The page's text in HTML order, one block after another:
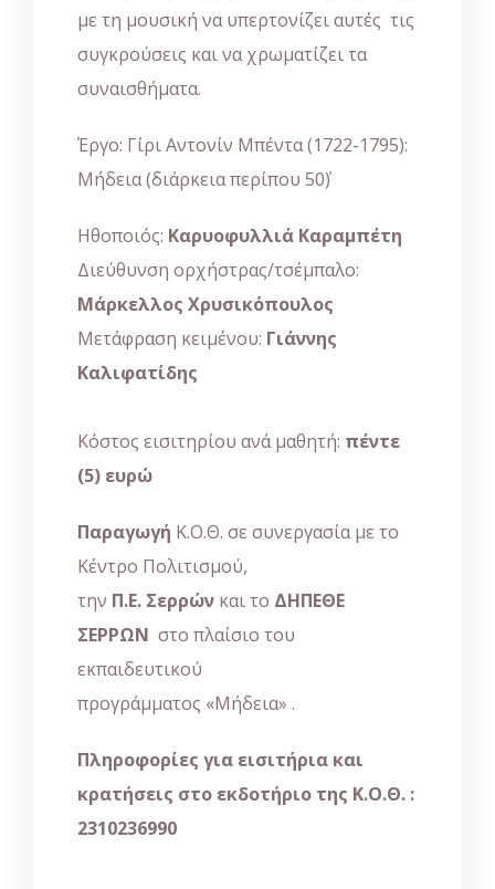
με τη μουσική να υπερτονίζει αυτές τις
συγκρούσεις και να χρωματίζει τα
συναισθήματα.
Έργο: Γίρι Αντονίν Μπέντα (1722-1795):
Μήδεια (διάρκεια περίπου 50΄)
Ηθοποιός: Καρυοφυλλιά Καραμπέτη
Διεύθυνση ορχήστρας/τσέμπαλο:
Μάρκελλος Χρυσικόπουλος
Μετάφραση κειμένου: Γιάννης
Καλιφατίδης
Κόστος εισιτηρίου ανά μαθητή: πέντε
(5) ευρώ
Παραγωγή Κ.Ο.Θ. σε συνεργασία με το
Κέντρο Πολιτισμού,
την Π.Ε. Σερρών και το ΔΗΠΕΘΕ
ΣΕΡΡΩΝ στο πλαίσιο του
εκπαιδευτικού
προγράμματος «Μήδεια» .
Πληροφορίες για εισιτήρια και
κρατήσεις στο εκδοτήριο της Κ.Ο.Θ. :
2310236990